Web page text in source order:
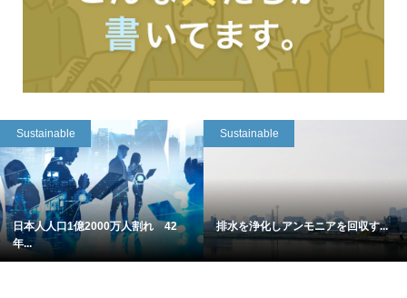
Sustainable
日本人人口1億2000万人割れ 42
年...
Sustainable
排水を浄化しアンモニアを回収す...